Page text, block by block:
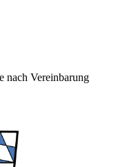
nach Vereinbarung